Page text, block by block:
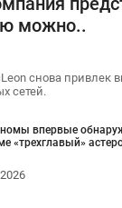
можно..
снова привлек
сетей.
впервые
«трехглавый»